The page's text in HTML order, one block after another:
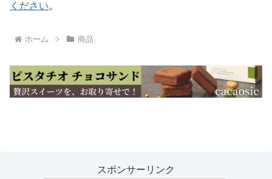
ください。
ホーム 商品
スポンサーリンク